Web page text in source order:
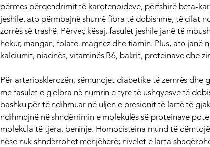
përmes përqendrimit të karotenoideve, përfshirë beta-
jeshile, ato përmbajnë shumë fibra të dobishme, të cilat
zorrës së trashë. Përveç kësaj, fasulet jeshile janë të
hekur, mangan, folate, magnez dhe tiamin. Plus, ato janë
kalciumit, niacinës, vitaminës B6, bakrit, proteinave dhe
Për arteriosklerozën, sëmundjet diabetike të zemrës dhe
me fasulet e gjelbra në numrin e tyre të ushqyesve të
bashku për të ndihmuar në uljen e presionit të lartë të
ndihmojnë në shndërrimin e molekulës së proteinave
molekula të tjera, beninje. Homocisteina mund të
nëse nuk shndërrohet menjëherë; nivelet e larta